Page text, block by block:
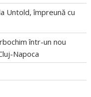
Untold, împreună cu
într-un nou
Napoca